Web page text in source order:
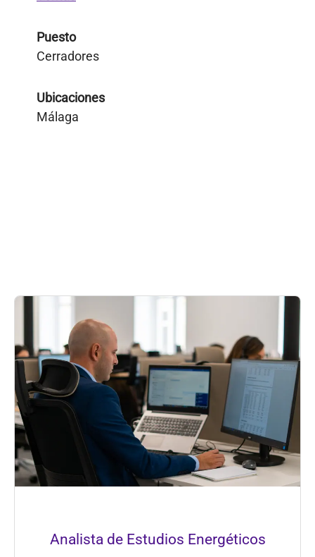
Puesto
Cerradores
Ubicaciones
Málaga
Analista de Estudios Energéticos